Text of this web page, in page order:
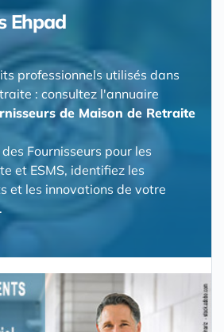
Ehpad
professionnels utilisés dans
: consultez l'annuaire
de Maison de Retraite
Fournisseurs pour les
et ESMS, identifiez les
et les innovations de votre